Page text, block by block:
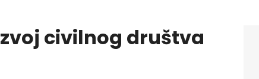
civilnog društva